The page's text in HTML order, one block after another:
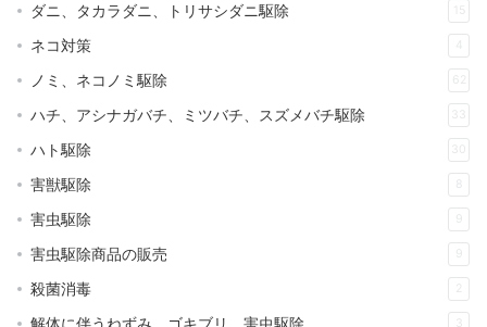
ダニ、タカラダニ、トリサシダニ駆除 15
ネコ対策 4
ノミ、ネコノミ駆除 62
ハチ、アシナガバチ、ミツバチ、スズメバチ駆除 33
ハト駆除 30
害獣駆除 8
害虫駆除 9
害虫駆除商品の販売 9
殺菌消毒 2
解体に伴うねずみ、ゴキブリ、害虫駆除 3